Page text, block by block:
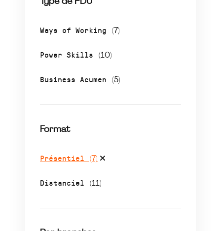
Ways of Working (7)
Power Skills (10)
Business Acumen (5)
Format
Présentiel (7)
Distanciel (11)